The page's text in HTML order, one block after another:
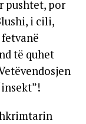
pushtet, por
i cili,
të quhet